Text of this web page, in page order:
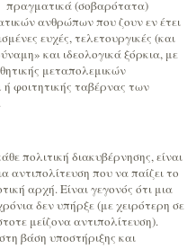
πραγματικά (σοβαρότατα)
ανθρώπων που ζουν εν έτει
ευχές, τελετουργικές (και
και ιδεολογικά ξόρκια, με
μεταπολεμικών
ή φοιτητικής ταβέρνας των
πολιτική διακυβέρνησης, είναι
αντιπολίτευση που να παίζει το
αρχή. Είναι γεγονός ότι μια
δεν υπήρξε (με χειρότερη σε
μείζονα αντιπολίτευση).
βάση υποστήριξης και